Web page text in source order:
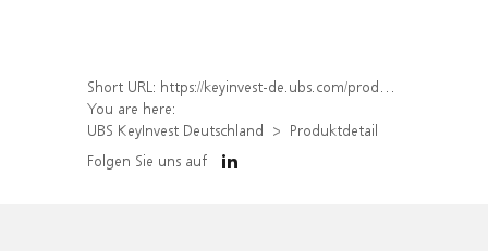
Short URL: https://keyinvest-de.ubs.com/produkt/detail/index/isin/DE000WA53Z82
You are here:
UBS KeyInvest Deutschland
Produktdetail
Folgen Sie uns auf